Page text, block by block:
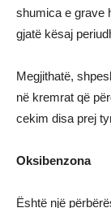
shumica e grave
gjatë kësaj
Megjithatë,
në kremrat që
cekim disa prej
Oksibenzona
Është një